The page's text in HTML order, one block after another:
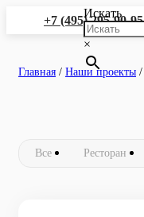
+7 (495) 295-90-95
Искать
×
Главная / Наши проекты /
Все Ресторан